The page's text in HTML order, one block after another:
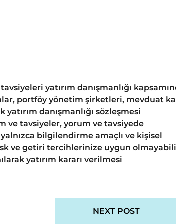
yatırım danışmanlığı
portföy yönetim şirketleri, mevduat
danışmanlığı sözleşmesi
ve tavsiyeler, yorum ve tavsiyede
bilgilendirme amaçlı ve kişisel
ve getiri tercihlerinize uygun
yatırım kararı verilmesi
NEXT POST